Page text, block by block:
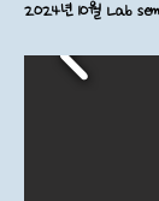
2024년 10월 Lab